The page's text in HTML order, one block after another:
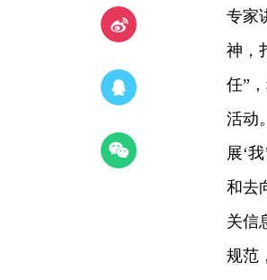
专家
神，
任”
活动
展‘
和去
关信
规范